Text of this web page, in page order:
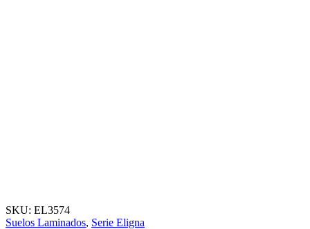
SKU: EL3574
Suelos Laminados, Serie Eligna